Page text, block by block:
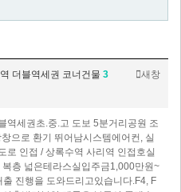
더블역세권 코너건물 3
새창
역세권초.중.고 도보 5분거리공원 조
으로 환기 뛰어남시스템에어컨, 실
로 인접 / 상록수역 사리역 인접호실
층 넓은테라스실입주금1,000만원~
진행을 도와드리고있습니다.F4, F